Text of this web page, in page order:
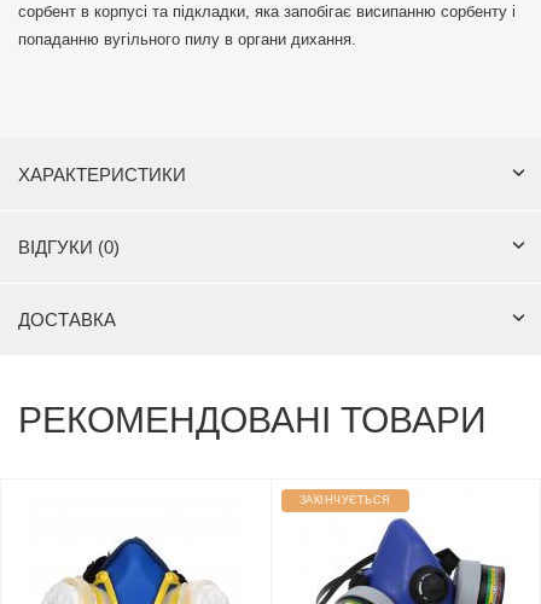
сорбент в корпусі та підкладки, яка запобігає висипанню сорбенту і
попаданню вугільного пилу в органи дихання.
ХАРАКТЕРИСТИКИ
ВІДГУКИ (0)
ДОСТАВКА
РЕКОМЕНДОВАНІ ТОВАРИ
ЗАКІНЧУЄТЬСЯ